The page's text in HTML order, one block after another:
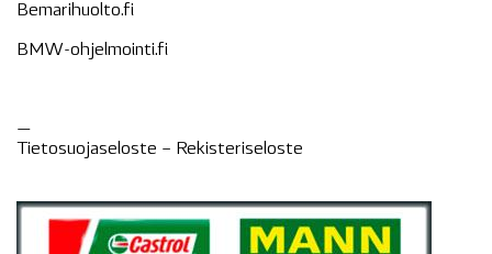
Bemarihuolto.fi
BMW-ohjelmointi.fi
—
Tietosuojaseloste – Rekisteriseloste